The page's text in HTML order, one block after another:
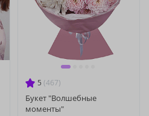
5 (467)
Букет "Волшебные
моменты"